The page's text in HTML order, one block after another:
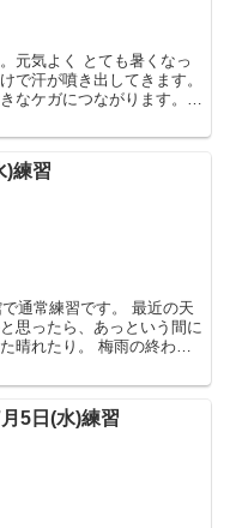
も暑くなっ
で汗が噴き出してきます。
なケガにつながります。気
)練習
練習です。 最近の天
思ったら、あっという間に
。 梅雨の終わり
5日(水)練習